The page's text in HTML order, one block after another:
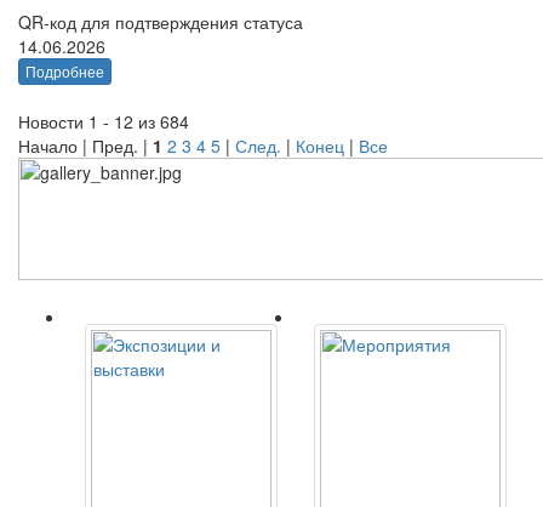
QR-код для подтверждения статуса
14.06.2026
Подробнее
Новости 1 - 12 из 684
Начало | Пред. | 1 2 3 4 5 | След. | Конец | Все